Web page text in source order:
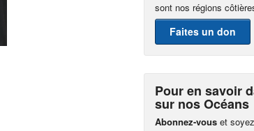
sont nos régions
Faites un don
Pour en savoir
sur nos Océans
Abonnez-vous et